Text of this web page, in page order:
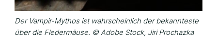
Der Vampir-Mythos ist wahrscheinlich der bekannteste
über die Fledermäuse. © Adobe Stock, Jiri Prochazka